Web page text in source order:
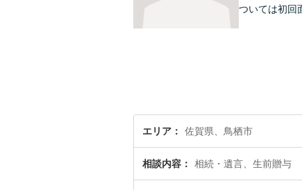
ついては初回
エリア 佐賀県、鳥栖市
相談内容 相続・遺言、生前贈与